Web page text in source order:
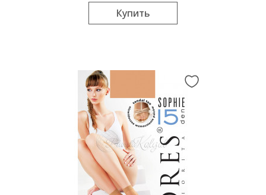
Купить